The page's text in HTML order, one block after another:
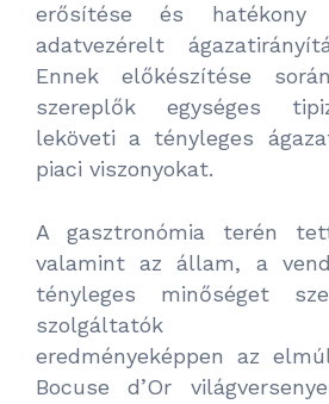
erősítése és hatékony
adatvezérelt
Ennek előkészítése
szereplők egységes
leköveti a tényleges
piaci viszonyokat.
A gasztronómia terén
valamint az állam, a
tényleges minőséget
szolgáltatók
eredményeképpen az
Bocuse d’Or